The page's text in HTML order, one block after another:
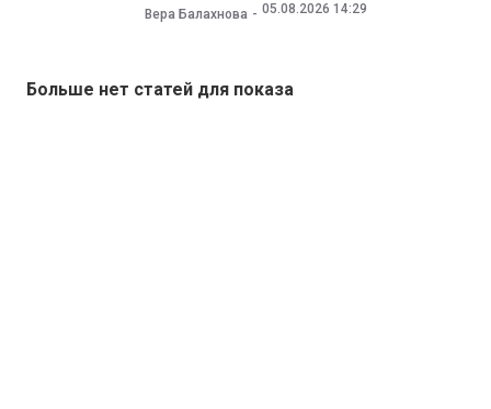
Вера Балахнова 05.08.2026 14:29
Больше нет статей для показа